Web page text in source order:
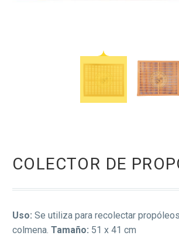
COLECTOR DE
Uso: Se utiliza para recolectar
colmena. Tamaño: 51 x 41 cm